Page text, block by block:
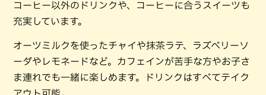
コーヒー以外のドリンクや、コーヒーに合うスイーツも
充実しています。
オーツミルクを使ったチャイや抹茶ラテ、ラズベリーソ
ーダやレモネードなど。カフェインが苦手な方やお子さ
ま連れでも一緒に楽しめます。ドリンクはすべてテイク